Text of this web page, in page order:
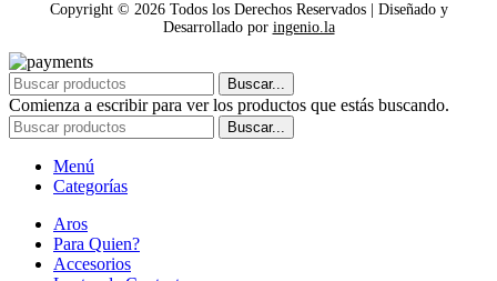
Copyright © 2026Todos los Derechos Reservados | Diseñado y
Desarrollado por ingenio.la
Buscar...
Comienza a escribir para ver los productos que estás buscando.
Buscar...
Menú
Categorías
Aros
Para Quien?
Accesorios